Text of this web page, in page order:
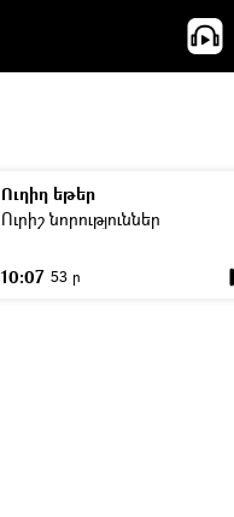
Ուղիղ եթեր
Ուրիշ նորություններ
10:07 53 ր